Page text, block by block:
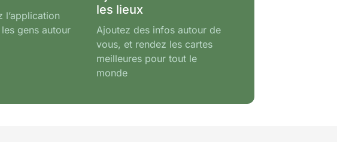
l’application
gens autour
les lieux
Ajoutez des infos autour de
vous, et rendez les cartes
meilleures pour tout le
monde